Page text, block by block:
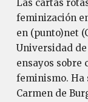
Las cartas
feminización
en (punto)net
Universidad de
ensayos
feminismo. Ha
Carmen de